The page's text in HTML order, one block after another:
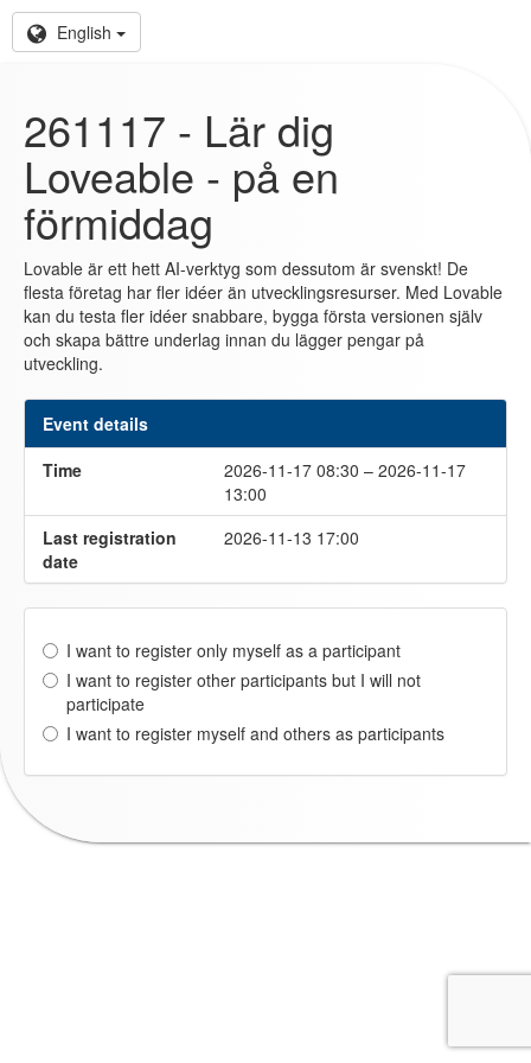
English
261117 - Lär dig
Loveable - på en
förmiddag
Lovable är ett hett AI-verktyg som dessutom är svenskt! De
flesta företag har fler idéer än utvecklingsresurser. Med Lovable
kan du testa fler idéer snabbare, bygga första versionen själv
och skapa bättre underlag innan du lägger pengar på
utveckling.
Event details
Time
2026-11-17 08:30 – 2026-11-17
13:00
Last registration
date
2026-11-13 17:00
I want to register only myself as a participant
I want to register other participants but I will not
participate
I want to register myself and others as participants